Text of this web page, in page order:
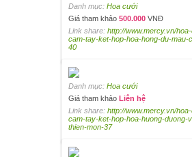
Danh mục: Hoa cưới
Giá tham khảo 500.000 VNĐ
Link share: http://www.mercy.vn/
cam-tay-ket-hop-hoa-hong-du-mau-
40
Danh mục: Hoa cưới
Giá tham khảo Liên hệ
Link share: http://www.mercy.vn/
cam-tay-ket-hop-hoa-huong-duong-
thien-mon-37